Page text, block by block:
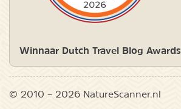
Winnaar Dutch Travel Blog Awards
© 2010 – 2026 NatureScanner.nl